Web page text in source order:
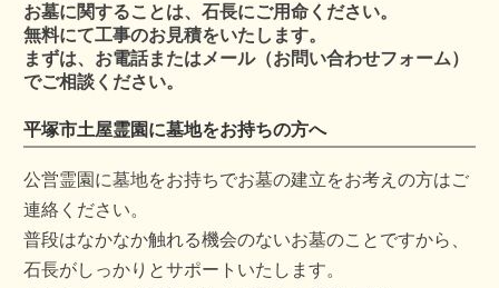
お墓に関することは、石長にご用命ください。
無料にて工事のお見積をいたします。
まずは、お電話またはメール（お問い合わせフォーム）
でご相談ください。
平塚市土屋霊園に墓地をお持ちの方へ
公営霊園に墓地をお持ちでお墓の建立をお考えの方はご
連絡ください。
普段はなかなか触れる機会のないお墓のことですから、
石長がしっかりとサポートいたします。